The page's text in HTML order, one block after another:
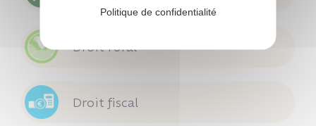
Droit rural
Droit fiscal
Politique de confidentialité